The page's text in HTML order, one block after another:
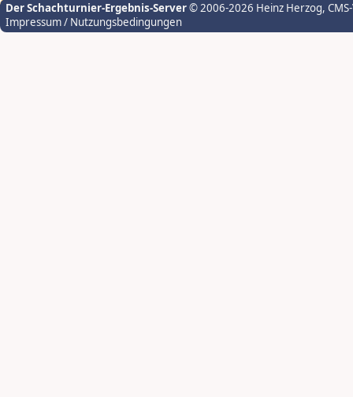
Der Schachturnier-Ergebnis-Server© 2006-2026 Heinz Herzog,
Impressum / Nutzungsbedingungen